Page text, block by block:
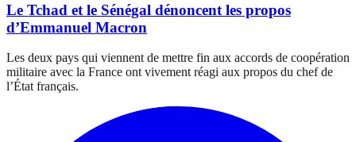
Le Tchad et le Sénégal dénoncent les propos
d’Emmanuel Macron
Les deux pays qui viennent de mettre fin aux accords de coopération
militaire avec la France ont vivement réagi aux propos du chef de
l’État français.